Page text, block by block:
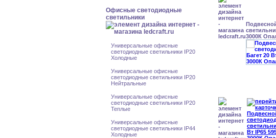
Офисные светодиодные
светильники
Универсальные офисные
светодиодные светильники IP20
Холодные
Универсальные офисные
светодиодные светильники IP20
Нейтральные
Универсальные офисные
светодиодные светильники IP20
Теплые
Универсальные офисные
светодиодные светильники IP44
Холодные
3000К